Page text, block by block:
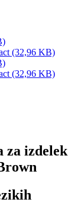
(32,96 KB)
(32,96 KB)
za izdelek